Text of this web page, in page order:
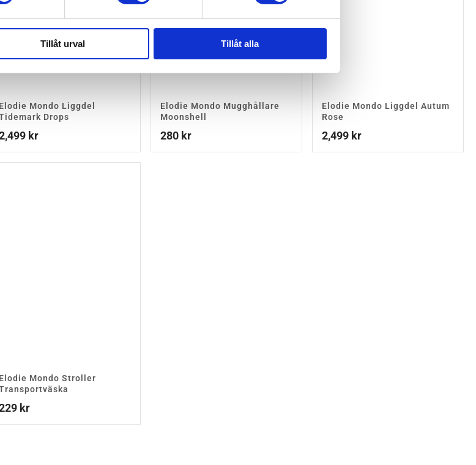
Tillåt urval Tillåt alla
Elodie Mondo Liggdel
Drops
kr
Elodie Mondo Mugghållare
Moonshell
280 kr
Elodie Mondo Liggdel Autum
Rose
2,499 kr
Elodie Mondo Stroller
kr